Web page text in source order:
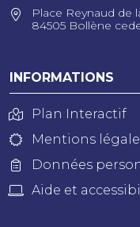
Place Reynaud de
84505 Bollène
INFORMATIONS
Plan Interactif
Mentions
Données
Aide et